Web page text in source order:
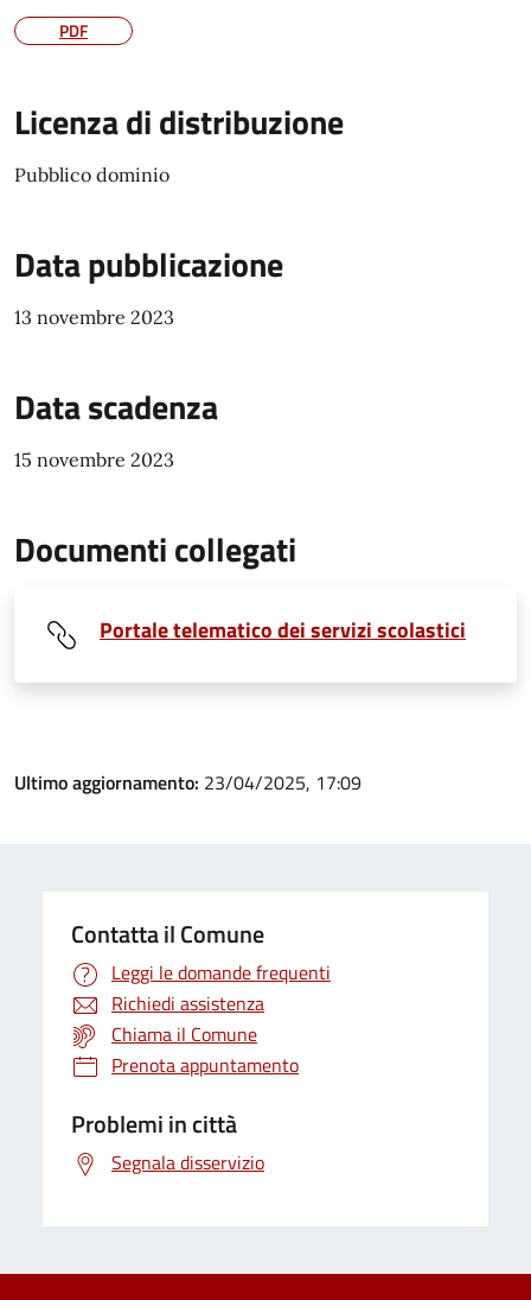
PDF
Licenza di distribuzione
Pubblico dominio
Data pubblicazione
13 novembre 2023
Data scadenza
15 novembre 2023
Documenti collegati
Portale telematico dei servizi scolastici
Ultimo aggiornamento: 23/04/2025, 17:09
Contatta il Comune
Leggi le domande frequenti
Richiedi assistenza
Chiama il Comune
Prenota appuntamento
Problemi in città
Segnala disservizio